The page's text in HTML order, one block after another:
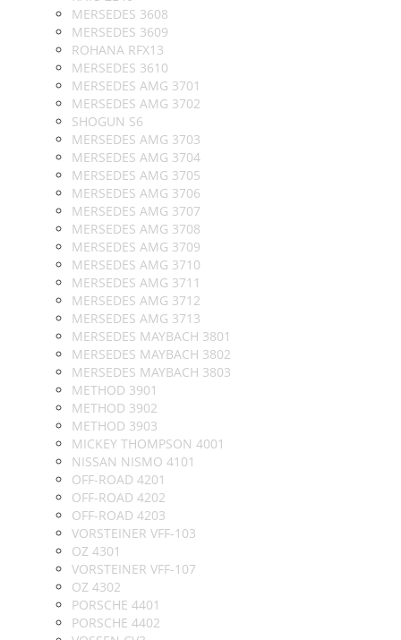
MERSEDES 3608
MERSEDES 3609
ROHANA RFX13
MERSEDES 3610
MERSEDES AMG 3701
MERSEDES AMG 3702
SHOGUN S6
MERSEDES AMG 3703
MERSEDES AMG 3704
MERSEDES AMG 3705
MERSEDES AMG 3706
MERSEDES AMG 3707
MERSEDES AMG 3708
MERSEDES AMG 3709
MERSEDES AMG 3710
MERSEDES AMG 3711
MERSEDES AMG 3712
MERSEDES AMG 3713
MERSEDES MAYBACH 3801
MERSEDES MAYBACH 3802
MERSEDES MAYBACH 3803
METHOD 3901
METHOD 3902
METHOD 3903
MICKEY THOMPSON 4001
NISSAN NISMO 4101
OFF-ROAD 4201
OFF-ROAD 4202
OFF-ROAD 4203
VORSTEINER VFF-103
OZ 4301
VORSTEINER VFF-107
OZ 4302
PORSCHE 4401
PORSCHE 4402